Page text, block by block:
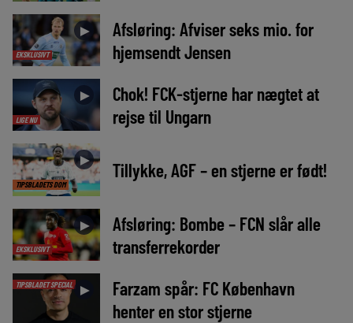
EKSKLUSIVT
►
Afsløring: Afviser seks mio. for
hjemsendt Jensen
LIGE NU
►
Chok! FCK-stjerne har nægtet at
rejse til Ungarn
TIPSBLADETS DOM
► Tillykke, AGF – en stjerne er født!
EKSKLUSIVT
►
Afsløring: Bombe – FCN slår alle
transferrekorder
TIPSBLADET SPECIAL ►
Farzam spår: FC København
henter en stor stjerne